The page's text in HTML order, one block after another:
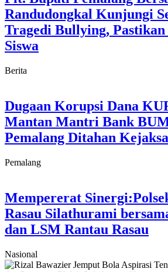
Randudongkal Kunjungi
Tragedi Bullying, Pastikan
Siswa
Berita
Dugaan Korupsi Dana
Mantan Mantri Bank
Pemalang Ditahan
Pemalang
Mempererat
Rasau Silathurami
dan LSM Rantau Rasau
Nasional